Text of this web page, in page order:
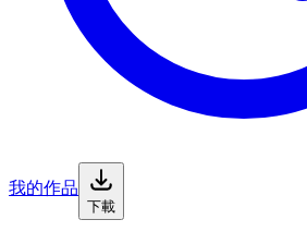
我的作品
下載